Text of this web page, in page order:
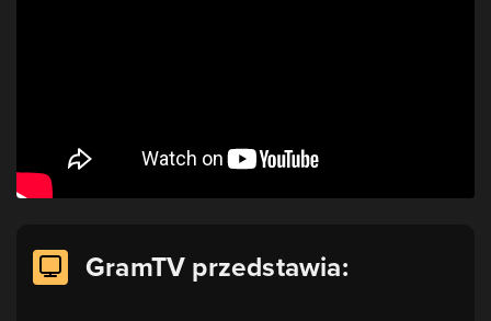
GramTV przedstawia: